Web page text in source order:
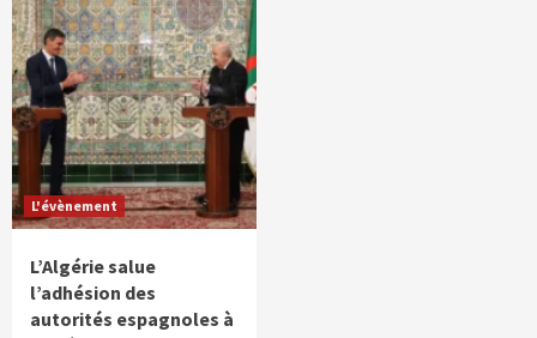
L'évènement
L’Algérie salue
l’adhésion des
autorités espagnoles à